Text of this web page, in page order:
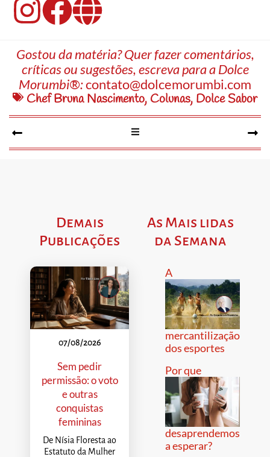
Gostou da matéria? Quer fazer comentários,
críticas ou sugestões, escreva para a Dolce
Morumbi®:contato@dolcemorumbi.com
Chef Bruna Nascimento, Colunas, Dolce Sabor
Demais
Publicações
07/08/2026
Sem pedir
permissão: o voto
e outras
conquistas
femininas
De Nísia Floresta ao
Estatuto da Mulher
As Mais lidas
da Semana
A
mercantilização
dos esportes
Por que
desaprendemos
a esperar?